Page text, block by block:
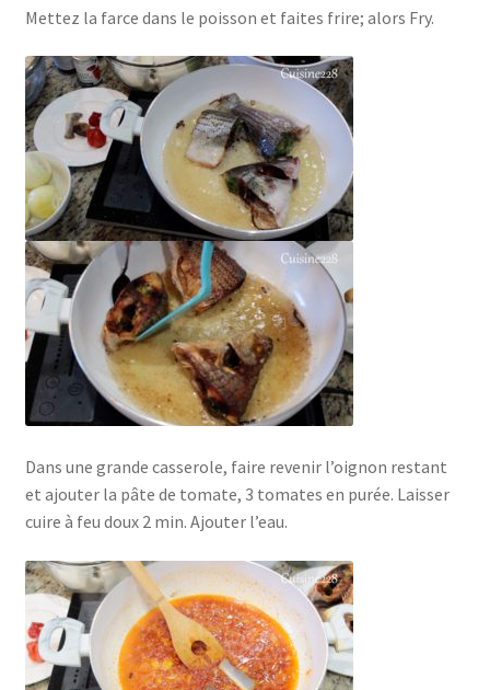
Mettez la farce dans le poisson et faites frire; alors Fry.
Dans une grande casserole, faire revenir l’oignon restant
et ajouter la pâte de tomate, 3 tomates en purée. Laisser
cuire à feu doux 2 min. Ajouter l’eau.